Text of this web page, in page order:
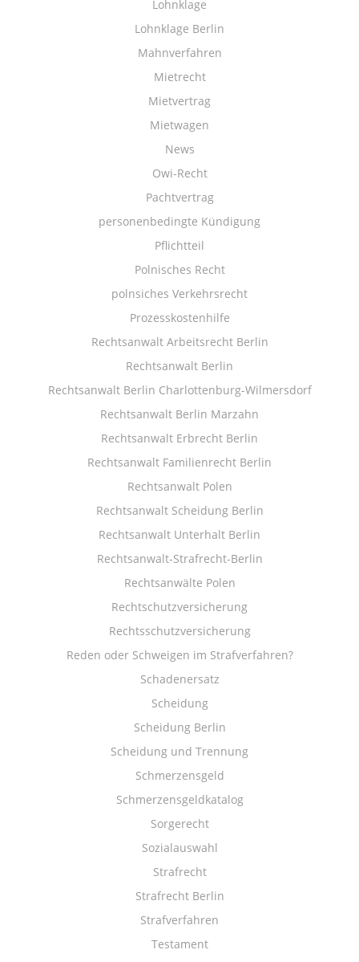
Lohnklage
Lohnklage Berlin
Mahnverfahren
Mietrecht
Mietvertrag
Mietwagen
News
Owi-Recht
Pachtvertrag
personenbedingte Kündigung
Pflichtteil
Polnisches Recht
polnsiches Verkehrsrecht
Prozesskostenhilfe
Rechtsanwalt Arbeitsrecht Berlin
Rechtsanwalt Berlin
Rechtsanwalt Berlin Charlottenburg-Wilmersdorf
Rechtsanwalt Berlin Marzahn
Rechtsanwalt Erbrecht Berlin
Rechtsanwalt Familienrecht Berlin
Rechtsanwalt Polen
Rechtsanwalt Scheidung Berlin
Rechtsanwalt Unterhalt Berlin
Rechtsanwalt-Strafrecht-Berlin
Rechtsanwälte Polen
Rechtschutzversicherung
Rechtsschutzversicherung
Reden oder Schweigen im Strafverfahren?
Schadenersatz
Scheidung
Scheidung Berlin
Scheidung und Trennung
Schmerzensgeld
Schmerzensgeldkatalog
Sorgerecht
Sozialauswahl
Strafrecht
Strafrecht Berlin
Strafverfahren
Testament